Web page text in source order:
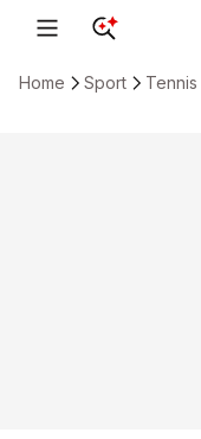
Home Sport Tennis